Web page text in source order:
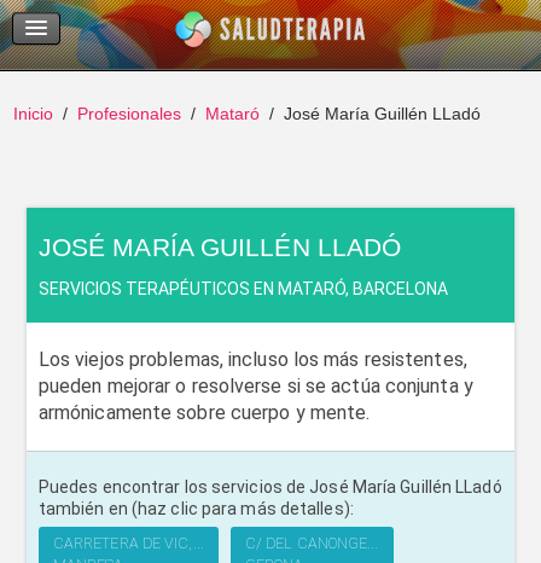
Temas Recientes
Buscar
Inicio Profesionales Mataró José María Guillén LLadó
JOSÉ MARÍA GUILLÉN LLADÓ
SERVICIOS TERAPÉUTICOS EN MATARÓ, BARCELONA
Los viejos problemas, incluso los más resistentes,
pueden mejorar o resolverse si se actúa conjunta y
armónicamente sobre cuerpo y mente.
Puedes encontrar los servicios de José María Guillén LLadó
también en (haz clic para más detalles):
CARRETERA DE VIC,...
C/ DEL CANONGE...